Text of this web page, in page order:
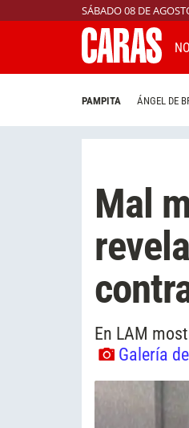
SÁBADO 08 DE
PAMPITA ÁNGEL DE
Mal
En LAM
Galería